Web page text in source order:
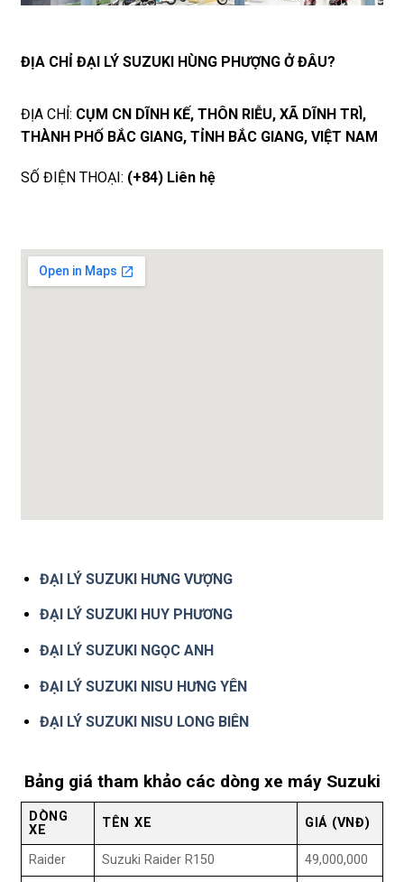
ĐỊA CHỈ ĐẠI LÝ SUZUKI HÙNG PHƯỢNG Ở ĐÂU?
ĐỊA CHỈ: CỤM CN DĨNH KẾ, THÔN RIỄU, XÃ DĨNH TRÌ,
THÀNH PHỐ BẮC GIANG, TỈNH BẮC GIANG, VIỆT NAM
SỐ ĐIỆN THOẠI: (+84) Liên hệ
ĐẠI LÝ SUZUKI HƯNG VƯỢNG
ĐẠI LÝ SUZUKI HUY PHƯƠNG
ĐẠI LÝ SUZUKI NGỌC ANH
ĐẠI LÝ SUZUKI NISU HƯNG YÊN
ĐẠI LÝ SUZUKI NISU LONG BIÊN
Bảng giá tham khảo các dòng xe máy Suzuki
DÒNG
XE
TÊN XE GIÁ (VNĐ)
Raider Suzuki Raider R150 49,000,000